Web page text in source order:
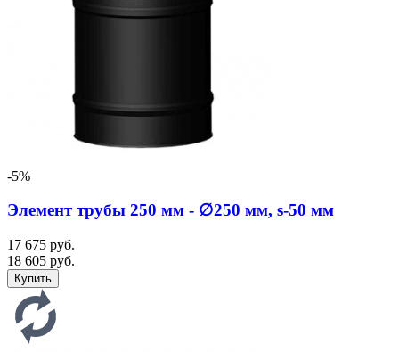
-5%
Элемент трубы 250 мм - ∅250 мм, s-50 мм
17 675 руб.
18 605 руб.